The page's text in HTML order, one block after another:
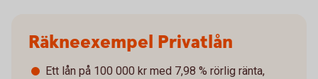
Räkneexempel Privatlån
Ett lån på 100 000 kr med 7,98 % rörlig ränta,